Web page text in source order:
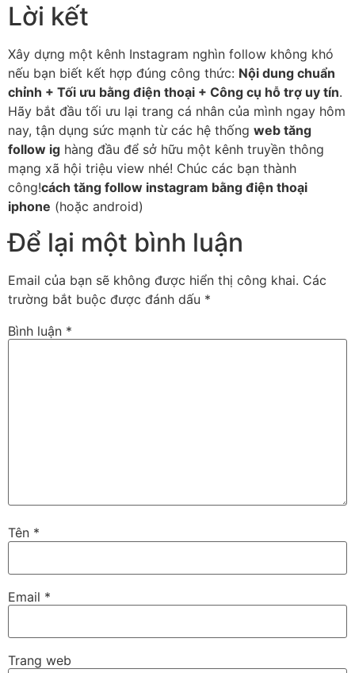
Lời kết
Xây dựng một kênh Instagram nghìn follow không khó
nếu bạn biết kết hợp đúng công thức: Nội dung chuẩn
chỉnh + Tối ưu bằng điện thoại + Công cụ hỗ trợ uy tín.
Hãy bắt đầu tối ưu lại trang cá nhân của mình ngay hôm
nay, tận dụng sức mạnh từ các hệ thống web tăng
follow ig hàng đầu để sở hữu một kênh truyền thông
mạng xã hội triệu view nhé! Chúc các bạn thành
công!cách tăng follow instagram bằng điện thoại
iphone (hoặc android)
Để lại một bình luận
Email của bạn sẽ không được hiển thị công khai. Các
trường bắt buộc được đánh dấu *
Bình luận *
Tên *
Email *
Trang web